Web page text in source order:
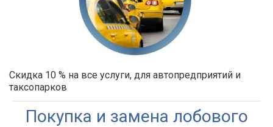
Скидка 10 % на все услуги, для автопредприятий и
таксопарков
Покупка и замена лобового